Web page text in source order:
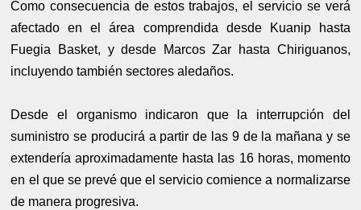
Como consecuencia de estos trabajos, el servicio se verá
afectado en el área comprendida desde Kuanip hasta
Fuegia Basket, y desde Marcos Zar hasta Chiriguanos,
incluyendo también sectores aledaños.
Desde el organismo indicaron que la interrupción del
suministro se producirá a partir de las 9 de la mañana y se
extendería aproximadamente hasta las 16 horas, momento
en el que se prevé que el servicio comience a normalizarse
de manera progresiva.